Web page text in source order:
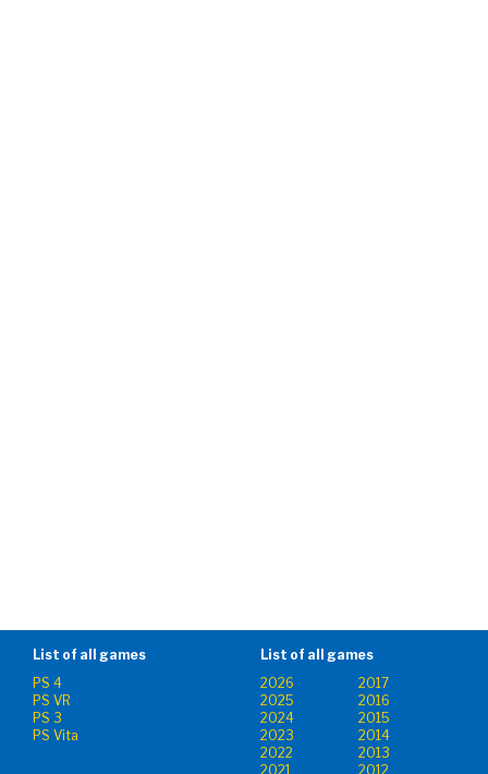
List of all games
PS 4
PS VR
PS 3
PS Vita
List of all games
2026
2017
2025
2016
2024
2015
2023
2014
2022
2013
2021
2012